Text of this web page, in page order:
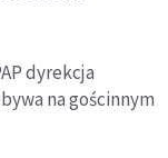
dyrekcja
na gościnnym